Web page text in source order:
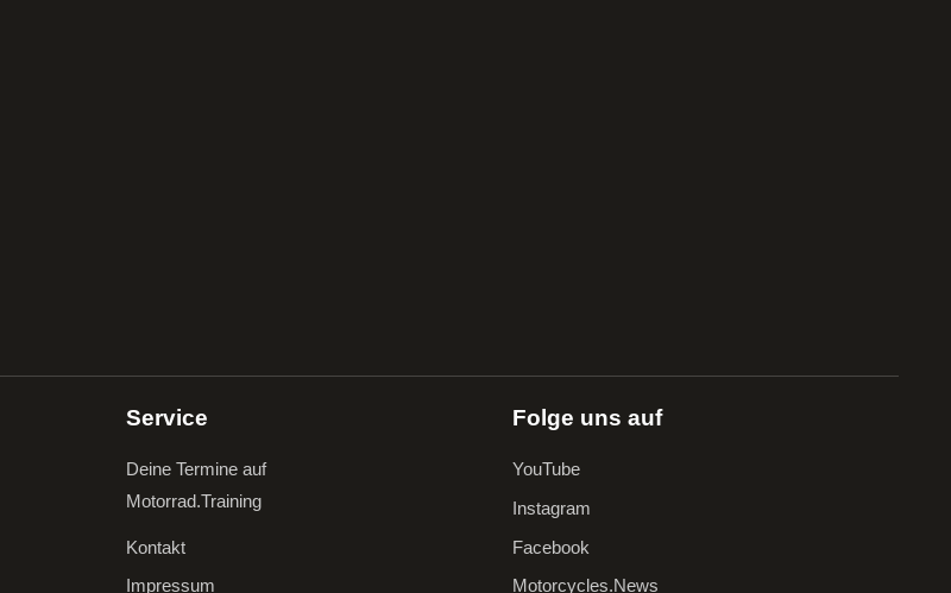
Service
Deine Termine auf
Motorrad.Training
Kontakt
Impressum
Folge uns auf
YouTube
Instagram
Facebook
Motorcycles.News